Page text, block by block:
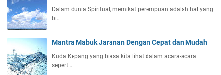
Dalam dunia Spiritual, memikat perempuan adalah hal yang
bi…
Mantra Mabuk Jaranan Dengan Cepat dan Mudah
Kuda Kepang yang biasa kita lihat dalam acara-acara
sepert…